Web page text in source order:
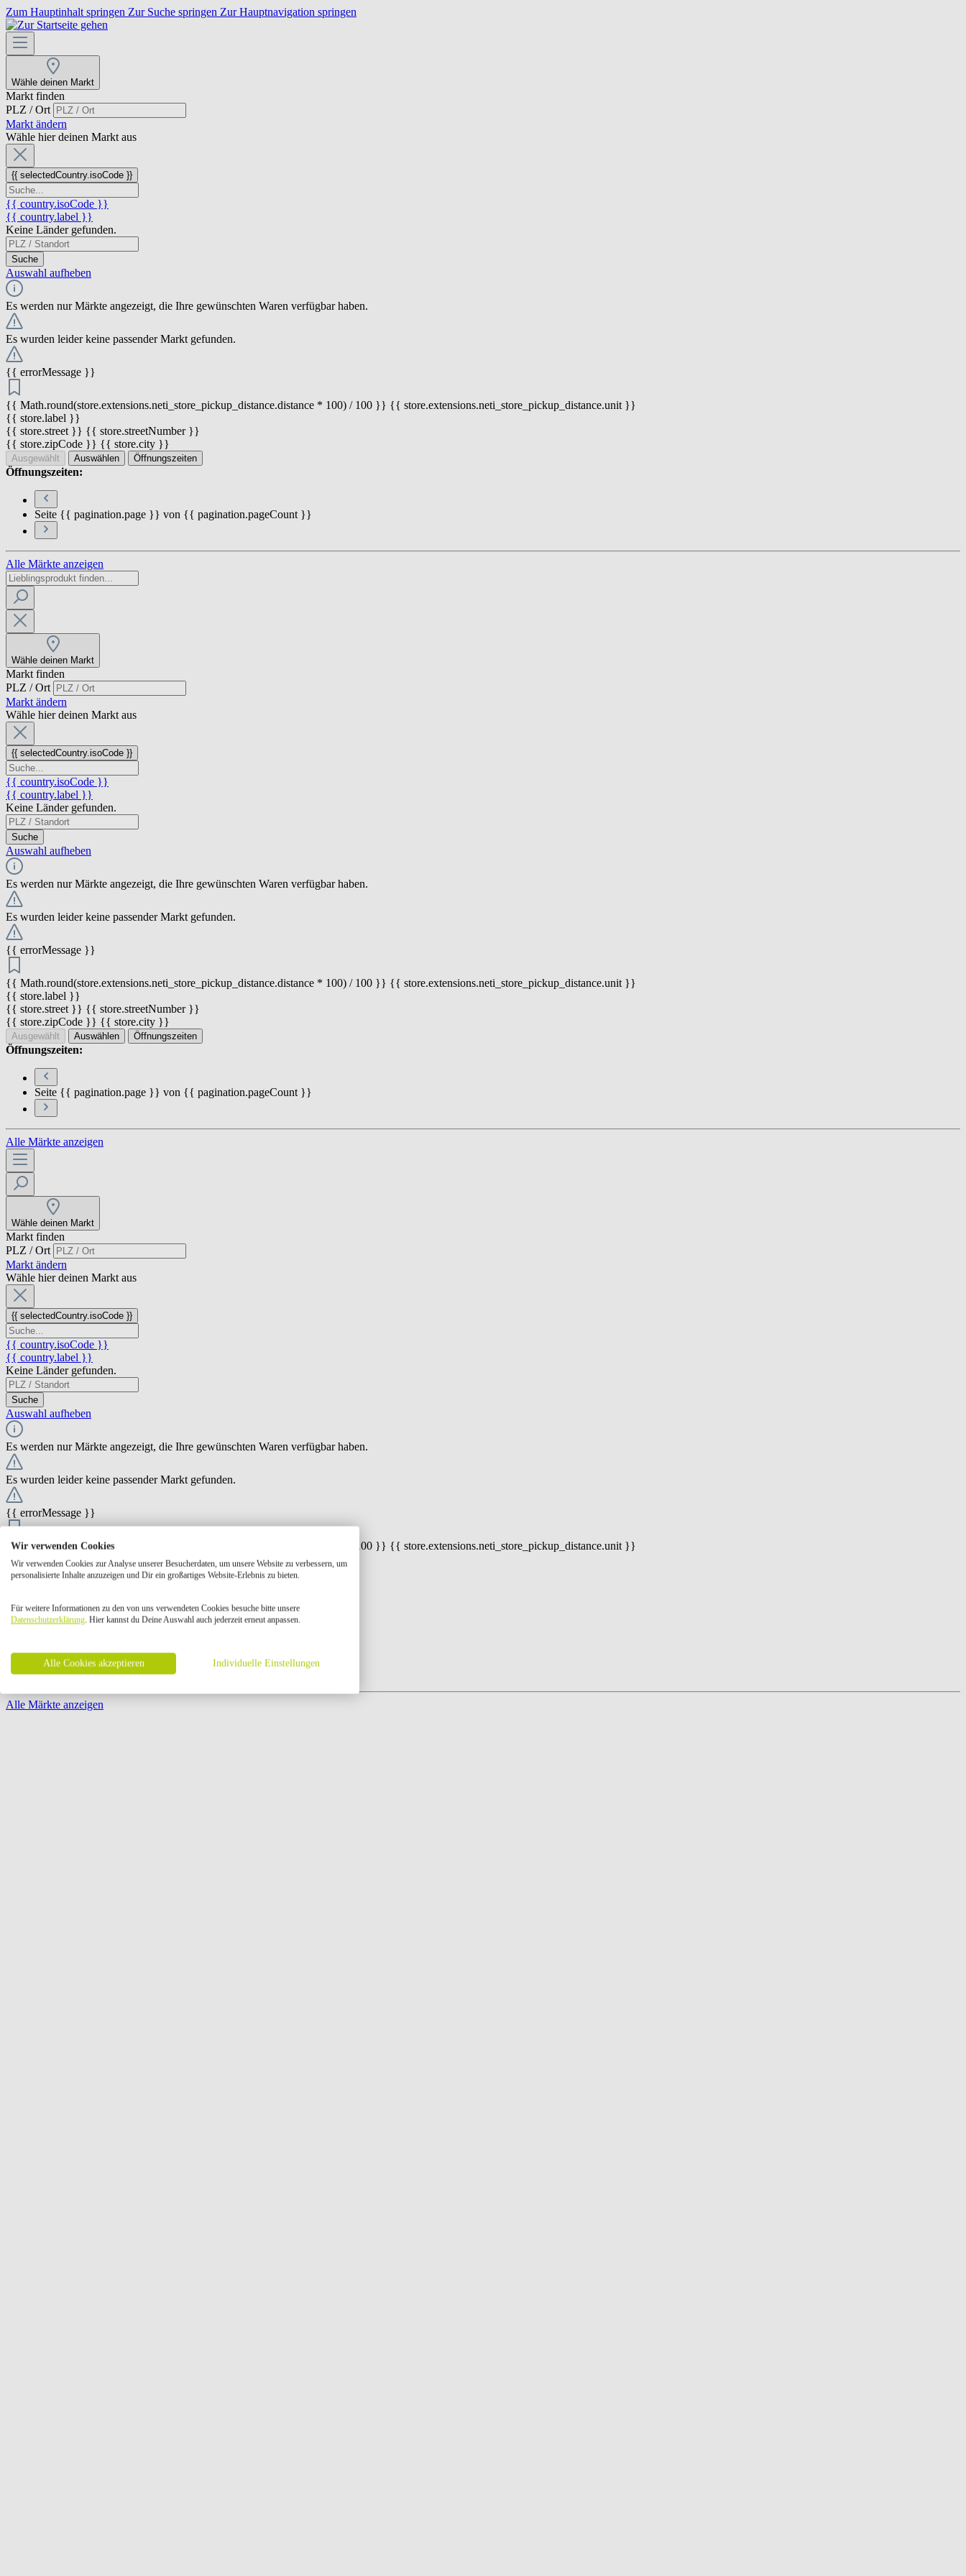
Zum Hauptinhalt springen Zur Suche springen Zur Hauptnavigation springen
Wähle deinen Markt
Markt finden
PLZ / Ort
Markt ändern
Wähle hier deinen Markt aus
{{ selectedCountry.isoCode }}
{{ country.isoCode }}
{{ country.label }}
Keine Länder gefunden.
Suche
Auswahl aufheben
Es werden nur Märkte angezeigt, die Ihre gewünschten Waren verfügbar haben.
Es wurden leider keine passender Markt gefunden.
{{ errorMessage }}
{{ Math.round(store.extensions.neti_store_pickup_distance.distance * 100) / 100 }} {{ store.extensions.neti_store_pickup_distance.unit }}
{{ store.label }}
{{ store.street }} {{ store.streetNumber }}
{{ store.zipCode }} {{ store.city }}
Ausgewählt Auswählen Öffnungszeiten
Öffnungszeiten:
Seite {{ pagination.page }} von {{ pagination.pageCount }}
Alle Märkte anzeigen
Wähle deinen Markt
Markt finden
PLZ / Ort
Markt ändern
Wähle hier deinen Markt aus
{{ selectedCountry.isoCode }}
{{ country.isoCode }}
{{ country.label }}
Keine Länder gefunden.
Suche
Auswahl aufheben
Es werden nur Märkte angezeigt, die Ihre gewünschten Waren verfügbar haben.
Es wurden leider keine passender Markt gefunden.
{{ errorMessage }}
{{ Math.round(store.extensions.neti_store_pickup_distance.distance * 100) / 100 }} {{ store.extensions.neti_store_pickup_distance.unit }}
{{ store.label }}
{{ store.street }} {{ store.streetNumber }}
{{ store.zipCode }} {{ store.city }}
Ausgewählt Auswählen Öffnungszeiten
Öffnungszeiten:
Seite {{ pagination.page }} von {{ pagination.pageCount }}
Alle Märkte anzeigen
Wähle deinen Markt
Markt finden
PLZ / Ort
Markt ändern
Wähle hier deinen Markt aus
{{ selectedCountry.isoCode }}
{{ country.isoCode }}
{{ country.label }}
Keine Länder gefunden.
Suche
Auswahl aufheben
Es werden nur Märkte angezeigt, die Ihre gewünschten Waren verfügbar haben.
Es wurden leider keine passender Markt gefunden.
{{ errorMessage }}
{{ Math.round(store.extensions.neti_store_pickup_distance.distance * 100) / 100 }} {{ store.extensions.neti_store_pickup_distance.unit }}
{{ store.label }}
{{ store.street }} {{ store.streetNumber }}
{{ store.zipCode }} {{ store.city }}
Öffnungszeiten:
Seite {{ pagination.page }} von {{ pagination.pageCount }}
Alle Märkte anzeigen
Wir verwenden Cookies
Wir verwenden Cookies zur Analyse unserer Besucherdaten, um unsere Website zu verbessern, um
personalisierte Inhalte anzuzeigen und Dir ein großartiges Website-Erlebnis zu bieten.
Für weitere Informationen zu den von uns verwendeten Cookies besuche bitte unsere
Datenschutzerklärung. Hier kannst du Deine Auswahl auch jederzeit erneut anpassen.
Alle Cookies akzeptieren Individuelle Einstellungen